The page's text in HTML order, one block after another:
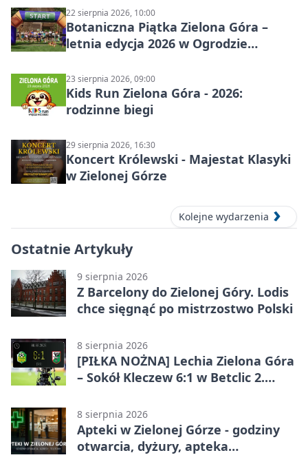
22 sierpnia 2026, 10:00
Botaniczna Piątka Zielona Góra –
letnia edycja 2026 w Ogrodzie
23 sierpnia 2026, 09:00
Kids Run Zielona Góra - 2026:
rodzinne biegi
29 sierpnia 2026, 16:30
Koncert Królewski - Majestat Klasyki
w Zielonej Górze
Kolejne wydarzenia
Ostatnie Artykuły
9 sierpnia 2026
Z Barcelony do Zielonej Góry. Lodis
chce sięgnąć po mistrzostwo Polski
8 sierpnia 2026
[PIŁKA NOŻNA] Lechia Zielona Góra
– Sokół Kleczew 6:1 w Betclic 2.
urządzili sobie festiwal strzelecki
8 sierpnia 2026
Apteki w Zielonej Górze - godziny
otwarcia, dyżury, apteka